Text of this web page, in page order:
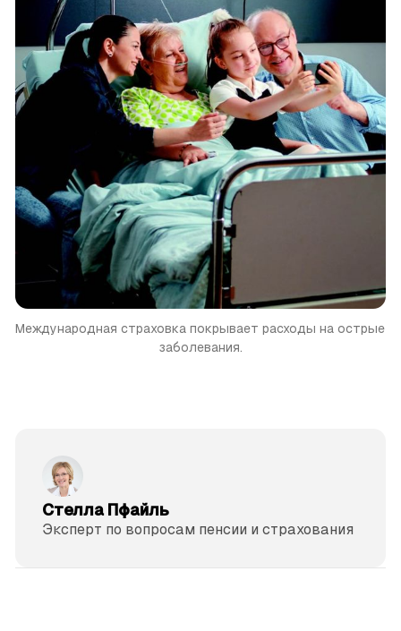
Международная страховка покрывает расходы на острые
заболевания.
Стелла Пфайль
Эксперт по вопросам пенсии и страхования